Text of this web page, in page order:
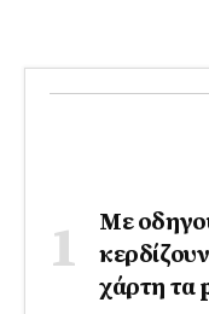
Με
χάρτη